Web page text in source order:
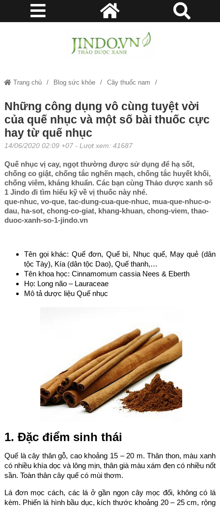
Trang chủ Blog sức khỏe Cây thuốc nam
Những công dụng vô cùng tuyệt vời của quế nhục và một số bài thuốc
cực hay từ quế nhục
Những công dụng vô cùng tuyệt vời
của quế nhục và một số bài thuốc cực
hay từ quế nhục
14/06/2020 02:09 +07 - Lượt xem: 41687
Quế nhục vị cay, ngọt thường được sử dụng để hạ sốt,
chống co giật, chống tắc nghẽn mạch, chống tắc huyết khối,
chống viêm, kháng khuẩn. Các bạn cùng Thảo dược xanh số
1 Jindo đi tìm hiểu kỹ về vị thuốc này nhé.
que-nhuc, vo-que, tac-dung-cua-que-nhuc, mua-que-nhuc-o-
dau, ha-sot, chong-co-giat, khang-khuan, chong-viem, thao-
duoc-xanh-so-1-jindo.vn
Tên gọi khác: Quế đơn, Quế bì, Nhục quế, Mạy quẻ (dân
tộc Tày), Kía (dân tộc Dao), Quế thanh,…
Tên khoa học: Cinnamomum cassia Nees & Eberth
Họ: Long não – Lauraceae
Mô tả dược liệu Quế nhục
1. Đặc điểm sinh thái
Quế là cây thân gỗ, cao khoảng 15 – 20 m. Thân thon, màu xanh
có nhiều khía dọc và lông mịn, thân già màu xám đen có nhiều nốt
sần. Toàn thân cây quế có mùi thơm.
Lá đơn mọc cách, các lá ở gần ngọn cây mọc đối, không có lá
kèm. Phiến lá hình bầu dục, kích thước khoảng 20 – 25 cm, rộng